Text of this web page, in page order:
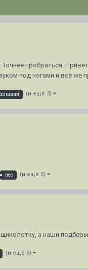
пробраться.
под ногами и всё же
(и ещё 3)
лес (и ещё 5)
а наши
(и ещё 3)